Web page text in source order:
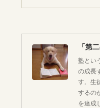
塾とい
の成長
す。生
するの
を達成